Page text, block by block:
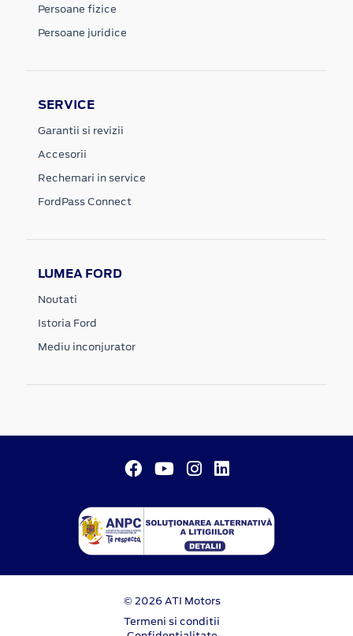
Persoane fizice
Persoane juridice
SERVICE
Garantii si revizii
Accesorii
Rechemari in service
FordPass Connect
LUMEA FORD
Noutati
Istoria Ford
Mediu inconjurator
© 2026 ATI Motors
Termeni si conditii